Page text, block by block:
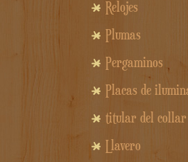
Relojes
Plumas
Pergaminos
Placas de
titular del collar
Llavero